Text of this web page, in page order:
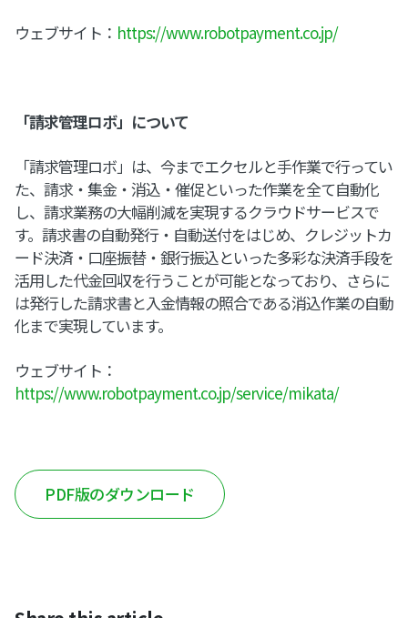
ウェブサイト： https://www.robotpayment.co.jp/
「請求管理ロボ」について
「請求管理ロボ」は、今までエクセルと手作業で行ってい
た、請求・集金・消込・催促といった作業を全て自動化
し、請求業務の大幅削減を実現するクラウドサービスで
す。請求書の自動発行・自動送付をはじめ、クレジットカ
ード決済・口座振替・銀行振込といった多彩な決済手段を
活用した代金回収を行うことが可能となっており、さらに
は発行した請求書と入金情報の照合である消込作業の自動
化まで実現しています。
ウェブサイト：
https://www.robotpayment.co.jp/service/mikata/
PDF版のダウンロード